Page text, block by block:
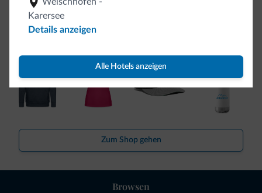
Karersee
Details anzeigen
Alle Hotels anzeigen
So viele von Ihnen haben uns gefragt. Die neue Kollektion
von Dolomiti.it ist da!
Zum Shop gehen
Browsen